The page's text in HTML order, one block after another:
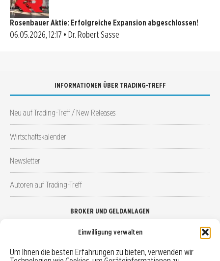
Einwilligung verwalten
Um Ihnen die besten Erfahrungen zu bieten, verwenden wir
Rosenbauer Aktie: Erfolgreiche Expansion abgeschlossen!
06.05.2026, 12:17 • Dr. Robert Sasse
INFORMATIONEN ÜBER TRADING-TREFF
Neu auf Trading-Treff / New Releases
Wirtschaftskalender
Newsletter
Autoren auf Trading-Treff
BROKER UND GELDANLAGEN